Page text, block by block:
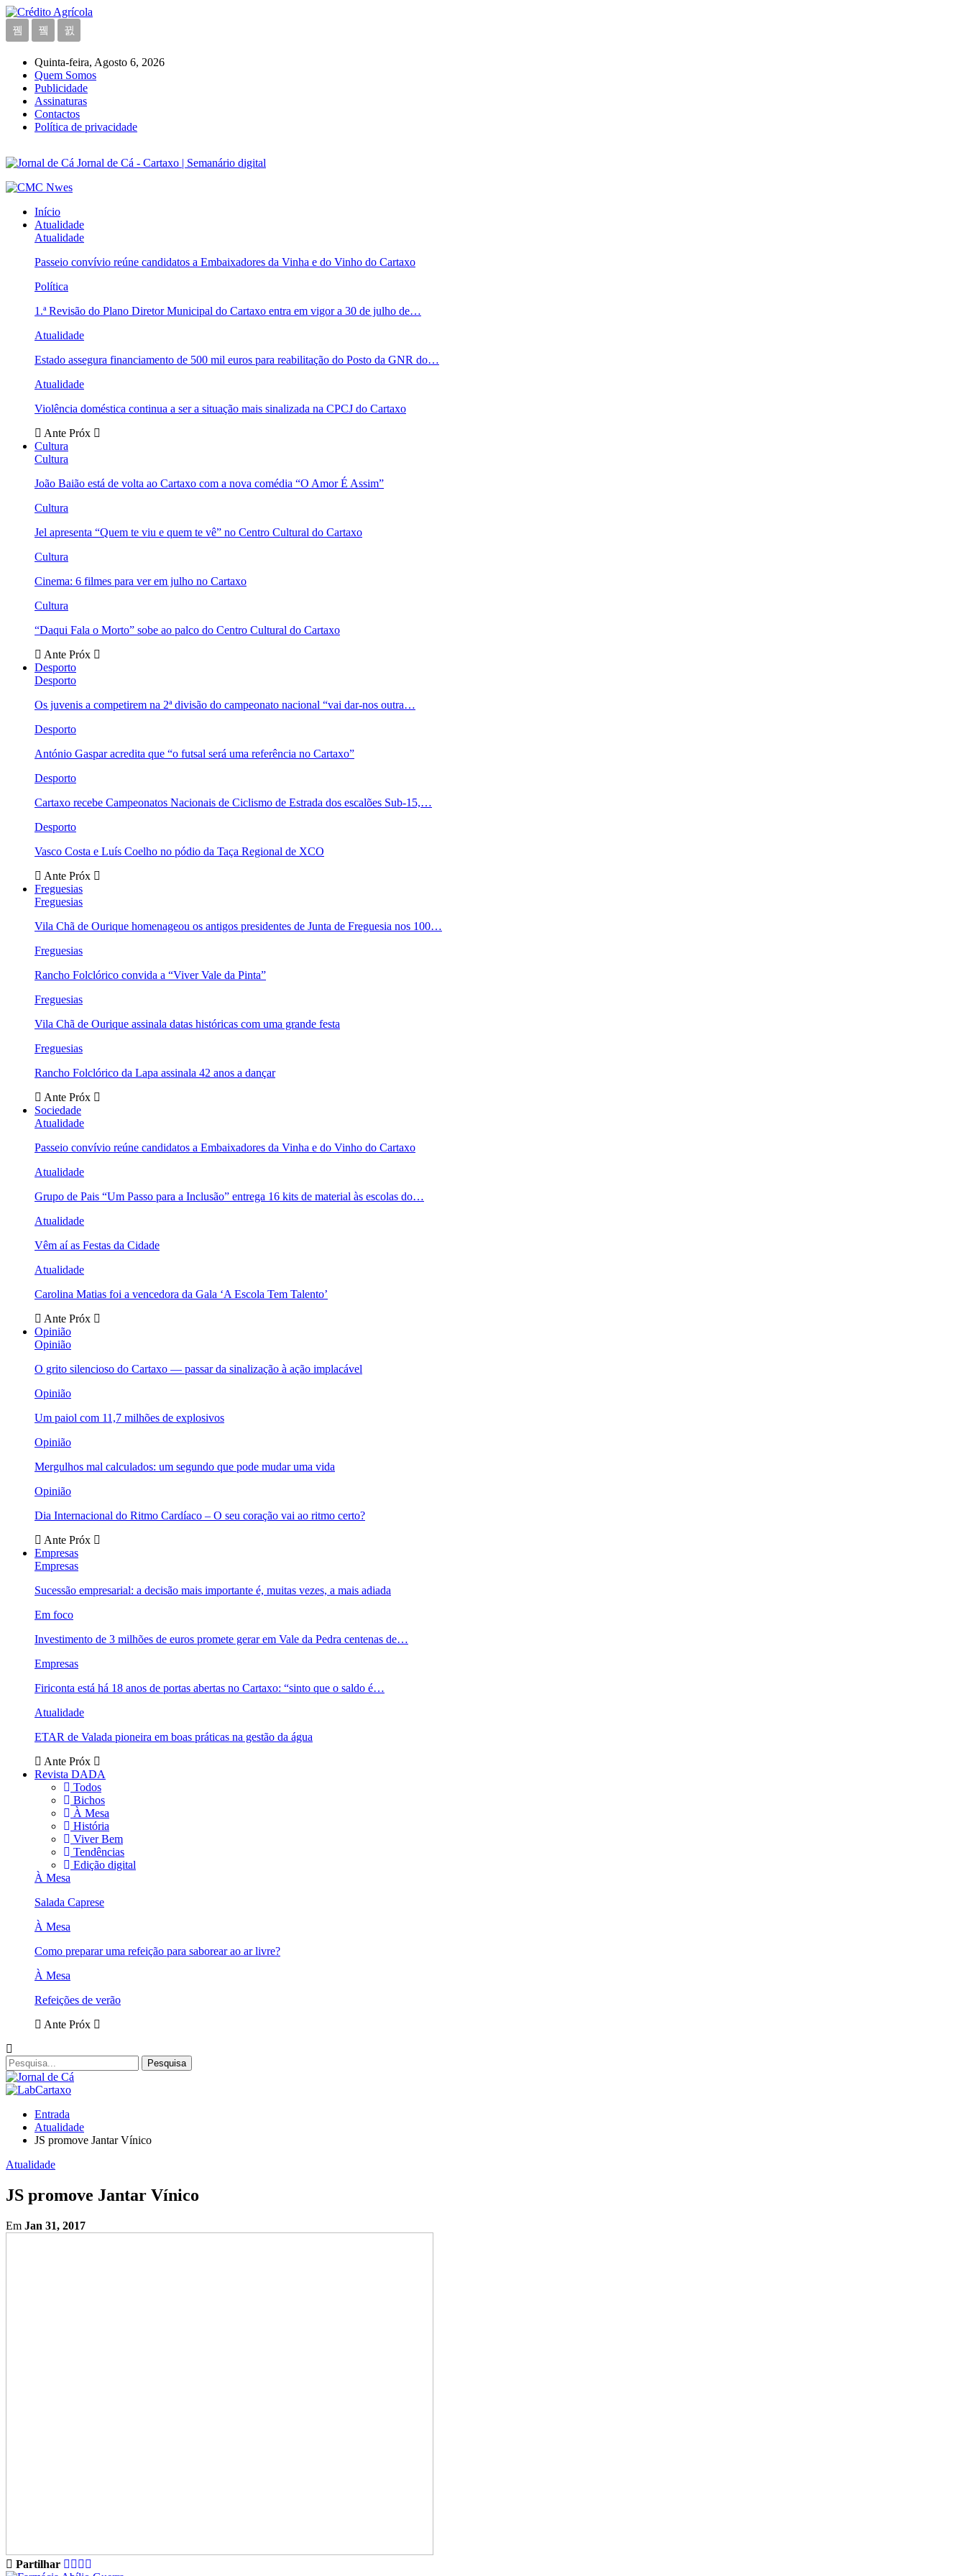
Quinta-feira, Agosto 6, 2026
Quem Somos
Publicidade
Assinaturas
Contactos
Política de privacidade
Jornal de Cá - Cartaxo | Semanário digital
Início
Atualidade
Atualidade
Passeio convívio reúne candidatos a Embaixadores da Vinha e do Vinho do Cartaxo
Política
1.ª Revisão do Plano Diretor Municipal do Cartaxo entra em vigor a 30 de julho de…
Atualidade
Estado assegura financiamento de 500 mil euros para reabilitação do Posto da GNR do…
Atualidade
Violência doméstica continua a ser a situação mais sinalizada na CPCJ do Cartaxo
Ante Próx
Cultura
Cultura
João Baião está de volta ao Cartaxo com a nova comédia “O Amor É Assim”
Cultura
Jel apresenta “Quem te viu e quem te vê” no Centro Cultural do Cartaxo
Cultura
Cinema: 6 filmes para ver em julho no Cartaxo
Cultura
“Daqui Fala o Morto” sobe ao palco do Centro Cultural do Cartaxo
Ante Próx
Desporto
Desporto
Os juvenis a competirem na 2ª divisão do campeonato nacional “vai dar-nos outra…
Desporto
António Gaspar acredita que “o futsal será uma referência no Cartaxo”
Desporto
Cartaxo recebe Campeonatos Nacionais de Ciclismo de Estrada dos escalões Sub-15,…
Desporto
Vasco Costa e Luís Coelho no pódio da Taça Regional de XCO
Ante Próx
Freguesias
Freguesias
Vila Chã de Ourique homenageou os antigos presidentes de Junta de Freguesia nos 100…
Freguesias
Rancho Folclórico convida a “Viver Vale da Pinta”
Freguesias
Vila Chã de Ourique assinala datas históricas com uma grande festa
Freguesias
Rancho Folclórico da Lapa assinala 42 anos a dançar
Ante Próx
Sociedade
Atualidade
Passeio convívio reúne candidatos a Embaixadores da Vinha e do Vinho do Cartaxo
Atualidade
Grupo de Pais “Um Passo para a Inclusão” entrega 16 kits de material às escolas do…
Atualidade
Vêm aí as Festas da Cidade
Atualidade
Carolina Matias foi a vencedora da Gala ‘A Escola Tem Talento’
Ante Próx
Opinião
Opinião
O grito silencioso do Cartaxo — passar da sinalização à ação implacável
Opinião
Um paiol com 11,7 milhões de explosivos
Opinião
Mergulhos mal calculados: um segundo que pode mudar uma vida
Opinião
Dia Internacional do Ritmo Cardíaco – O seu coração vai ao ritmo certo?
Ante Próx
Empresas
Empresas
Sucessão empresarial: a decisão mais importante é, muitas vezes, a mais adiada
Em foco
Investimento de 3 milhões de euros promete gerar em Vale da Pedra centenas de…
Empresas
Firiconta está há 18 anos de portas abertas no Cartaxo: “sinto que o saldo é…
Atualidade
ETAR de Valada pioneira em boas práticas na gestão da água
Ante Próx
Revista DADA
Todos
Bichos
À Mesa
História
Viver Bem
Tendências
Edição digital
À Mesa
Salada Caprese
À Mesa
Como preparar uma refeição para saborear ao ar livre?
À Mesa
Refeições de verão
Ante Próx
Entrada
Atualidade
JS promove Jantar Vínico
Atualidade
JS promove Jantar Vínico
Em Jan 31, 2017
Partilhar